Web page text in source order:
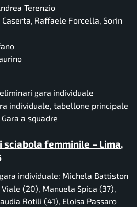
Terenzio
Raffaele Forcella, Sorin
gara individuale
individuale, tabellone principale
a squadre
sciabola femminile – Lima,
individuale: Michela Battiston
(20), Manuela Spica (37),
Rotili (41), Eloisa Passaro